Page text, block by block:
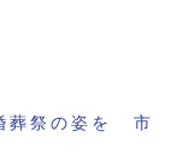
葬祭の姿を 市